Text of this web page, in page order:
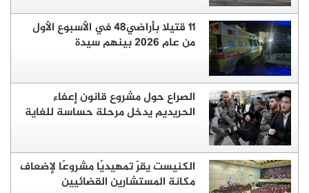
11 قتيلا بأراضي48 في الأسبوع الأول
من عام 2026 بينهم سيدة
الصراع حول مشروع قانون إعفاء
الحريديم يدخل مرحلة حساسة للغاية
الكنيست يقرّ تمهيديًا مشروعًا لإضعاف
مكانة المستشارين القضائيين